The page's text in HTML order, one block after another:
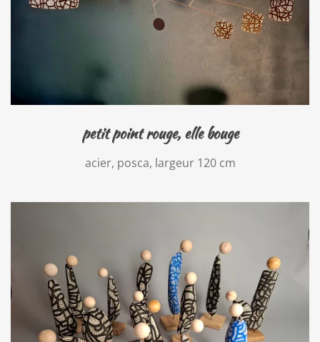
petit point rouge, elle bouge
acier, posca, largeur 120 cm